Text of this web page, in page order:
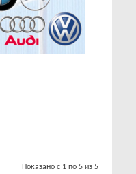
Показано с 1 по 5 из 5